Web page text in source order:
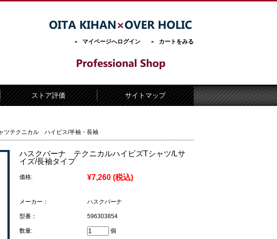
マイページへログイン カートをみる
ストア評価 サイトマップ
ツテクニカル ハイビス/半袖・長袖
ハスクバーナ テクニカルハイビズTシャツ/Lサ
イズ/長袖タイプ
価格: ¥7,260 (税込)
メーカー： ハスクバーナ
型番： 596303854
数量: 個